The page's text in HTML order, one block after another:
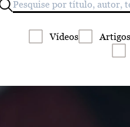
Vídeos Artigos